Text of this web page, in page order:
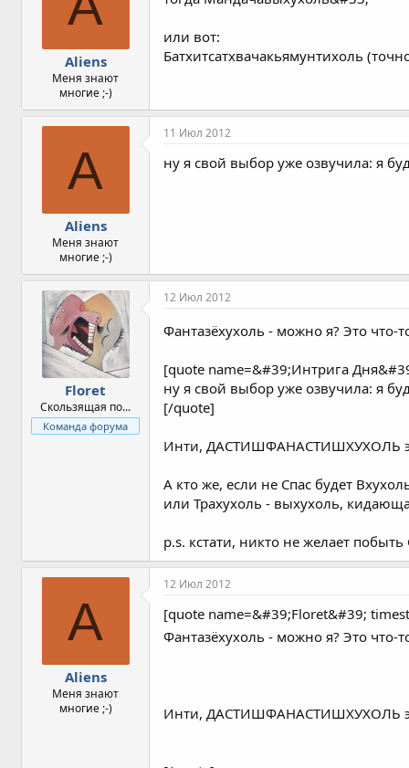
Aliens
Меня знают
многие ;-)
или вот:
Батхитсатхвачакьямунтихоль
A
Aliens
Меня знают
многие ;-)
11 Июл 2012
ну я свой выбор уже озвучила: я
Floret
Скользящая по...
Команда форума
12 Июл 2012
Фантазёхухоль - можно я? Это
[quote name=&#39;Интрига
ну я свой выбор уже озвучила: я
[/quote]
Инти, ДАСТИШФАНАСТИШХУХОЛЬ это
А кто же, если не Спас будет
или Трахухоль - выхухоль,
p.s. кстати, никто не желает
A
Aliens
Меня знают
многие ;-)
12 Июл 2012
[quote name=&#39;Floret&#39;
Фантазёхухоль - можно я? Это
Инти, ДАСТИШФАНАСТИШХУХОЛЬ это